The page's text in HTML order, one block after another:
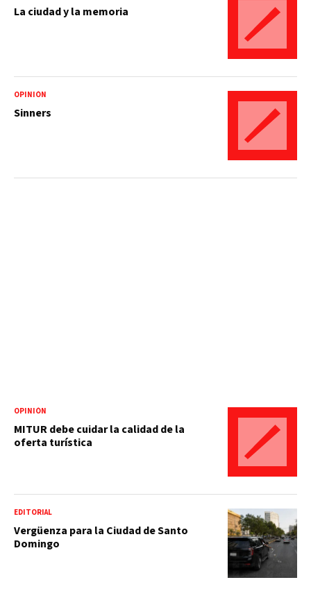
La ciudad y la memoria
OPINIÓN
Sinners
OPINIÓN
MITUR debe cuidar la calidad de la
oferta turística
EDITORIAL
Vergüenza para la Ciudad de Santo
Domingo